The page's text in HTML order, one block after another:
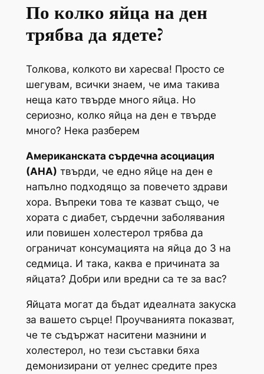
По колко яйца на ден
трябва да ядете?
Толкова, колкото ви харесва! Просто се
шегувам, всички знаем, че има такива
неща като твърде много яйца. Но
сериозно, колко яйца на ден е твърде
много? Нека разберем
Американската сърдечна асоциация
(АНА) твърди, че едно яйце на ден е
напълно подходящо за повечето здрави
хора. Въпреки това те казват също, че
хората с диабет, сърдечни заболявания
или повишен холестерол трябва да
ограничат консумацията на яйца до 3 на
седмица. И така, каква е причината за
яйцата? Добри или вредни са те за вас?
Яйцата могат да бъдат идеалната закуска
за вашето сърце! Проучванията показват,
че те съдържат наситени мазнини и
холестерол, но тези съставки бяха
демонизирани от уелнес средите през